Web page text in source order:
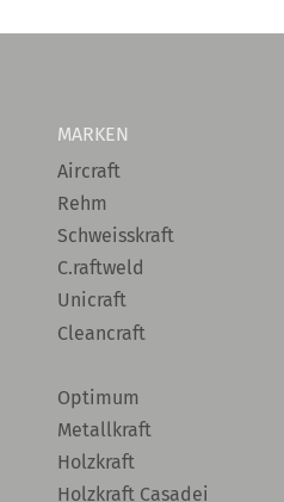
MARKEN
Aircraft
Rehm
Schweisskraft
C.raftweld
Unicraft
Cleancraft
Optimum
Metallkraft
Holzkraft
Holzkraft Casadei